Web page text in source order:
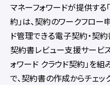
マネーフォワードが提供する
約」は、契約のワークフロ
ド管理できる電子契約・契
契約書レビュー支援サービス
ォワード クラウド契約」を
で、契約書の作成からチェッ